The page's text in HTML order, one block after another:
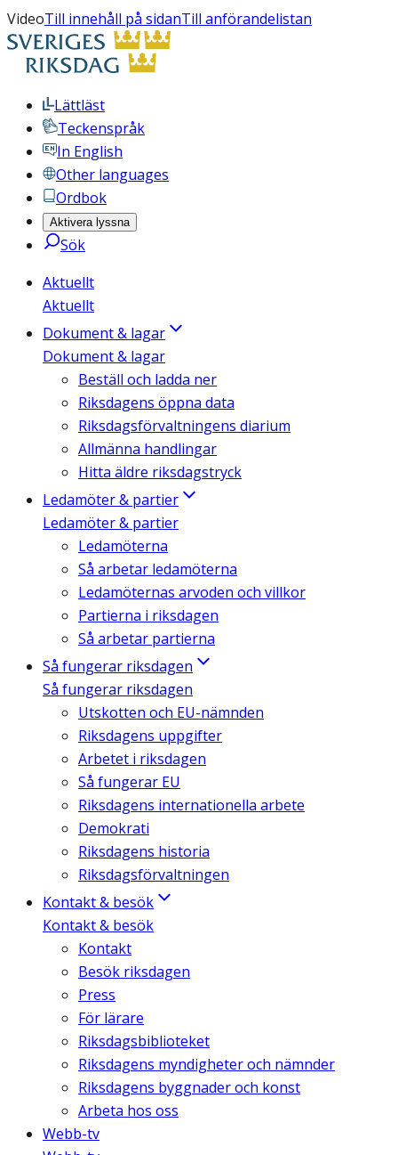
VideoTill innehåll på sidanTill anförandelistan
Lättläst
Teckenspråk
In English
Other languages
Ordbok
Aktivera lyssna
Sök
Aktuellt
Aktuellt
Dokument & lagar
Dokument & lagar
Beställ och ladda ner
Riksdagens öppna data
Riksdagsförvaltningens diarium
Allmänna handlingar
Hitta äldre riksdagstryck
Ledamöter & partier
Ledamöter & partier
Ledamöterna
Så arbetar ledamöterna
Ledamöternas arvoden och villkor
Partierna i riksdagen
Så arbetar partierna
Så fungerar riksdagen
Så fungerar riksdagen
Utskotten och EU-nämnden
Riksdagens uppgifter
Arbetet i riksdagen
Så fungerar EU
Riksdagens internationella arbete
Demokrati
Riksdagens historia
Riksdagsförvaltningen
Kontakt & besök
Kontakt & besök
Kontakt
Besök riksdagen
Press
För lärare
Riksdagsbiblioteket
Riksdagens myndigheter och nämnder
Riksdagens byggnader och konst
Arbeta hos oss
Webb-tv